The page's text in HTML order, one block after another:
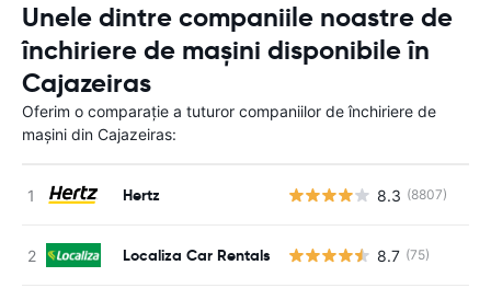
Unele dintre companiile noastre de
închiriere de mașini disponibile în
Cajazeiras
Oferim o comparație a tuturor companiilor de închiriere de
mașini din Cajazeiras:
Hertz 8.3 (8807)
Localiza Car Rentals 8.7 (75)